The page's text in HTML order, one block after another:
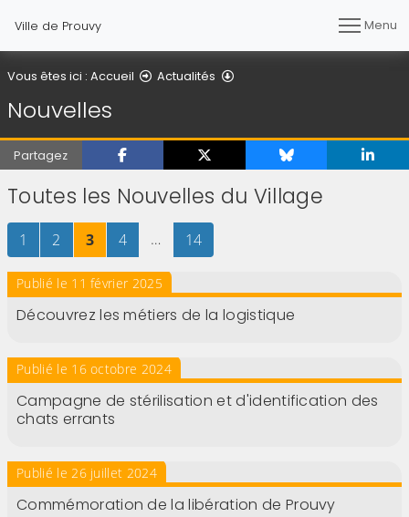
Ville de Prouvy Menu
Vous êtes ici : Accueil Actualités
Nouvelles
Partagez
Toutes les Nouvelles du Village
Page
1 sur 14Page
2 sur 14Page
3sur 14Page
4sur 14
… Page
14sur 14
Publié le 11 février 2025
Découvrez les métiers de la logistique
Publié le 16 octobre 2024
Campagne de stérilisation et d'identification des
chats errants
Publié le 26 juillet 2024
Commémoration de la libération de Prouvy